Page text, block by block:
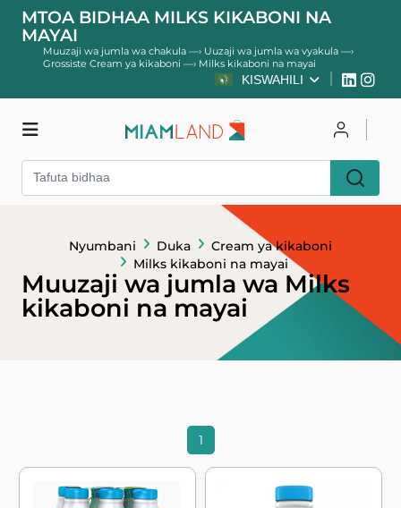
MTOA BIDHAA MILKS KIKABONI NA
MAYAI
Muuzaji wa jumla wa chakula —› Uuzaji wa jumla wa vyakula —›
Grossiste Cream ya kikaboni —›Milks kikaboni na mayai
KISWAHILI
Nyumbani Duka
Cream ya kikaboni
Milks kikaboni na mayai
Muuzaji wa jumla wa Milks
kikaboni na mayai
1
Duka Unganisha